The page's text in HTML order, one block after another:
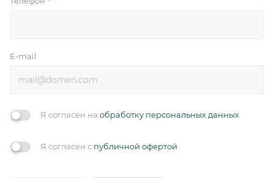
E-mail
Я согласен на обработку персональных данных
Я согласен с публичной офертой